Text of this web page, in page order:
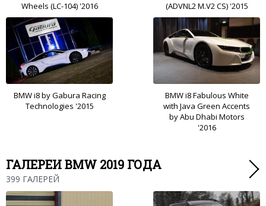
Wheels (LC-104) '2016
(ADVNL2 M.V2 CS) '2015
BMW i8 by Gabura Racing
Technologies '2015
BMW i8 Fabulous White
with Java Green Accents
by Abu Dhabi Motors
'2016
ГАЛЕРЕИ BMW 2019 ГОДА
399 ГАЛЕРЕЙ